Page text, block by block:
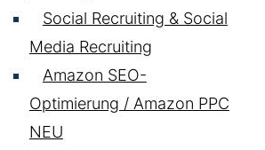
Social Recruiting & Social
Media Recruiting
Amazon SEO-
Optimierung / Amazon PPC
NEU